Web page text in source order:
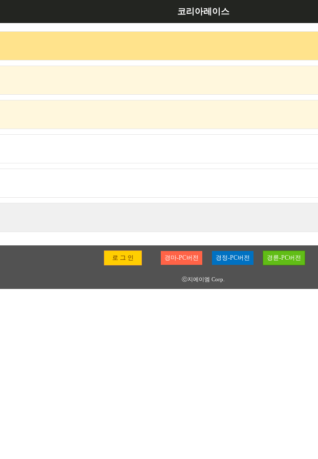
코리아레이스
로 그 인 경마-PC버전 경정-PC버전 경륜-PC버전
ⓒ지에이엠 Corp.